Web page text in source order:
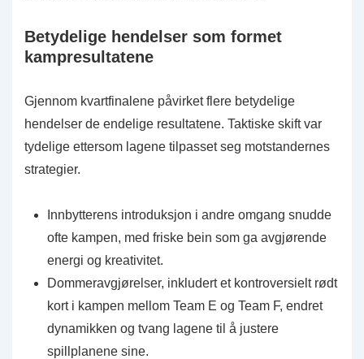
Betydelige hendelser som formet
kampresultatene
Gjennom kvartfinalene påvirket flere betydelige
hendelser de endelige resultatene. Taktiske skift var
tydelige ettersom lagene tilpasset seg motstandernes
strategier.
Innbytterens introduksjon i andre omgang snudde
ofte kampen, med friske bein som ga avgjørende
energi og kreativitet.
Dommeravgjørelser, inkludert et kontroversielt rødt
kort i kampen mellom Team E og Team F, endret
dynamikken og tvang lagene til å justere
spillplanene sine.